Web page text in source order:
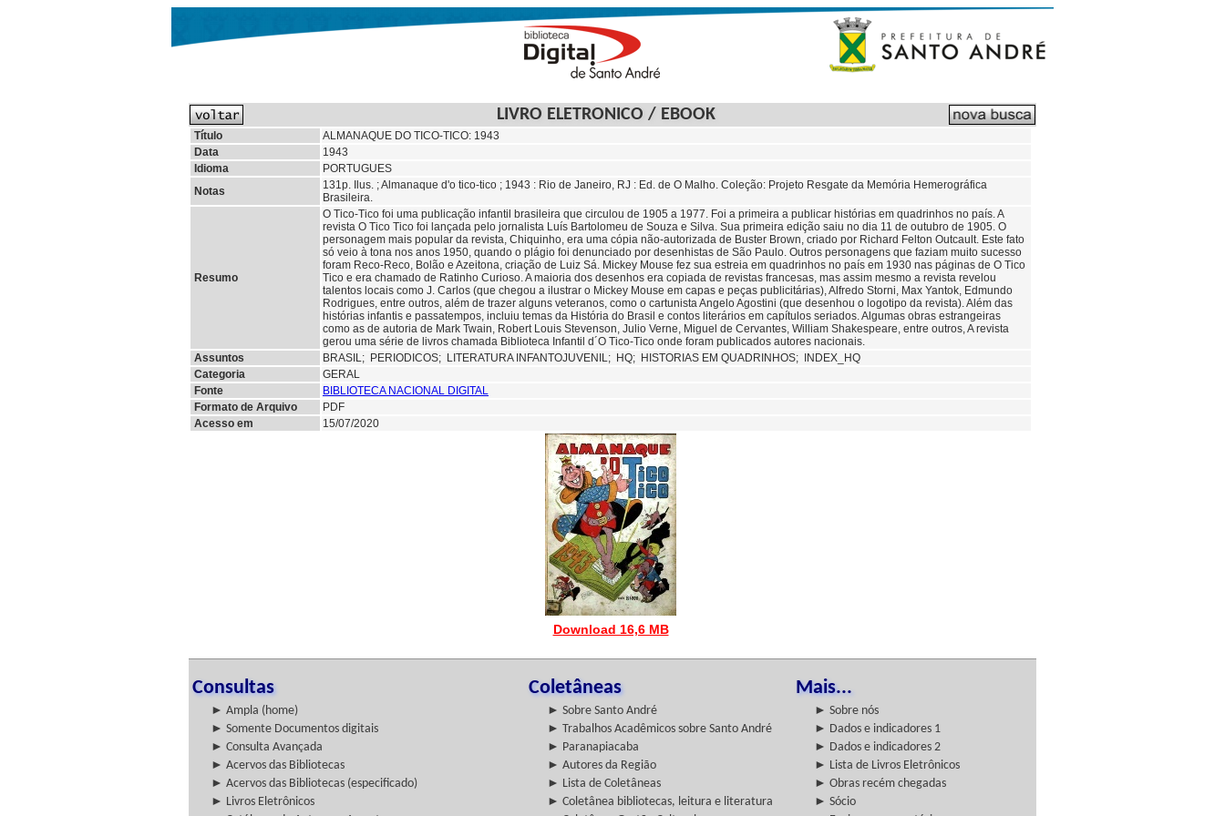
LIVRO ELETRONICO / EBOOK
Título
ALMANAQUE DO TICO-TICO: 1943
Data
1943
Idioma
PORTUGUES
Notas
131p. Ilus. ; Almanaque d'o tico-tico ; 1943 : Rio de Janeiro, RJ : Ed. de O Malho. Coleção: Projeto Resgate da Memória Hemerográfica
Brasileira.
Resumo
O Tico-Tico foi uma publicação infantil brasileira que circulou de 1905 a 1977. Foi a primeira a publicar histórias em quadrinhos no país. A
revista O Tico Tico foi lançada pelo jornalista Luís Bartolomeu de Souza e Silva. Sua primeira edição saiu no dia 11 de outubro de 1905. O
personagem mais popular da revista, Chiquinho, era uma cópia não-autorizada de Buster Brown, criado por Richard Felton Outcault. Este fato
só veio à tona nos anos 1950, quando o plágio foi denunciado por desenhistas de São Paulo. Outros personagens que faziam muito sucesso
foram Reco-Reco, Bolão e Azeitona, criação de Luiz Sá. Mickey Mouse fez sua estreia em quadrinhos no país em 1930 nas páginas de O Tico
Tico e era chamado de Ratinho Curioso. A maioria dos desenhos era copiada de revistas francesas, mas assim mesmo a revista revelou
talentos locais como J. Carlos (que chegou a ilustrar o Mickey Mouse em capas e peças publicitárias), Alfredo Storni, Max Yantok, Edmundo
Rodrigues, entre outros, além de trazer alguns veteranos, como o cartunista Angelo Agostini (que desenhou o logotipo da revista). Além das
histórias infantis e passatempos, incluiu temas da História do Brasil e contos literários em capítulos seriados. Algumas obras estrangeiras
como as de autoria de Mark Twain, Robert Louis Stevenson, Julio Verne, Miguel de Cervantes, William Shakespeare, entre outros, A revista
gerou uma série de livros chamada Biblioteca Infantil d´O Tico-Tico onde foram publicados autores nacionais.
Assuntos
BRASIL; PERIODICOS; LITERATURA INFANTOJUVENIL; HQ; HISTORIAS EM QUADRINHOS; INDEX_HQ
Categoria
GERAL
Fonte
BIBLIOTECA NACIONAL DIGITAL
Formato de Arquivo
PDF
Acesso em
15/07/2020
Download 16,6 MB
Consultas Coletâneas Mais...
► Ampla (home) ► Sobre Santo André
► Sobre nós
► Somente Documentos digitais
► Trabalhos Acadêmicos sobre Santo André
► Dados e indicadores 1
► Consulta Avançada
► Paranapiacaba
► Dados e indicadores 2
► Acervos das Bibliotecas
► Autores da Região
► Lista de Livros Eletrônicos
► Acervos das Bibliotecas (especificado)
► Lista de Coletâneas
► Obras recém chegadas
► Livros Eletrônicos
► Coletânea bibliotecas, leitura e literatura
► Sócio